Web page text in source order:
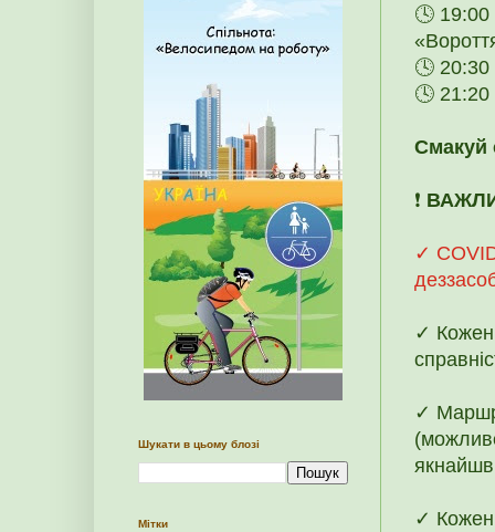
🕓 19:00
🕓 20:30
🕓 21:20
Смакуй
❗️
✓
✓ Кожен
✓
✓ Кожен
Шукати в цьому блозі
Мітки